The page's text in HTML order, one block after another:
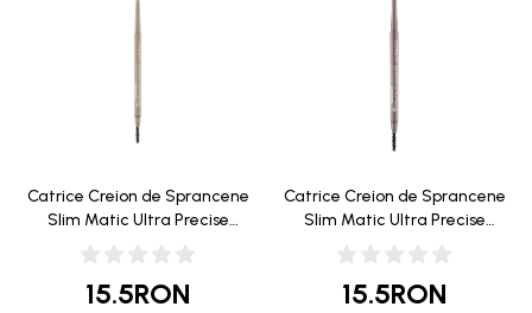
Catrice Creion de Sprancene
Slim Matic Ultra Precise
Waterproof 015 Ash Blonde
0.05g
15.5RON
Catrice Creion de Sprancene
Slim Matic Ultra Precise
Waterproof 030 Dark 0.05g
15.5RON